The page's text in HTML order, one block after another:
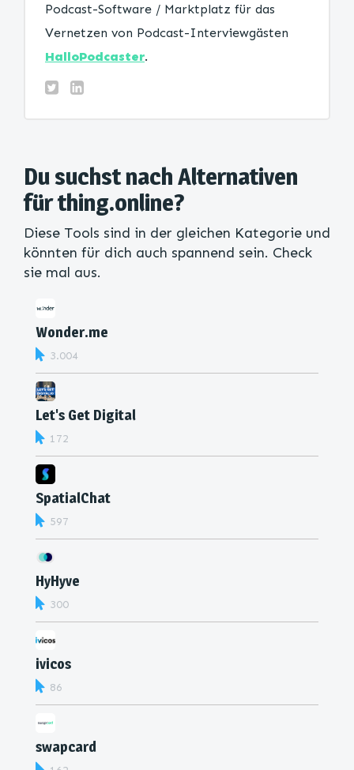
Podcast-Software / Marktplatz für das
Vernetzen von Podcast-Interviewgästen
HalloPodcaster.
Du suchst nach Alternativen
für thing.online?
Diese Tools sind in der gleichen Kategorie und
könnten für dich auch spannend sein. Check
sie mal aus.
Wonder.me
3.004
Let's Get Digital
172
SpatialChat
597
HyHyve
300
ivicos
86
swapcard